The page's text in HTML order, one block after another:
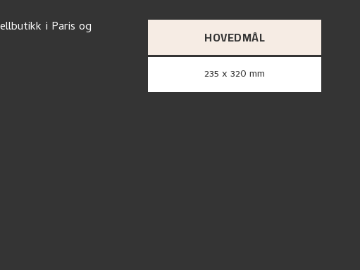
i Paris og
HOVEDMÅL
235 x 320 mm